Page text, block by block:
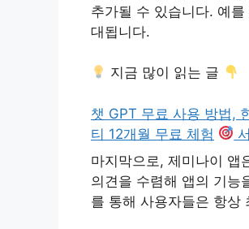
추가될 수 있습니다. 예
대됩니다.
지금 많이 읽는 글
챗 GPT 무료 사용 방법,
티 12개월 무료 체험
마지막으로, 제미나이 앱
의견을 수렴해 앱의 기능
를 통해 사용자들은 항상